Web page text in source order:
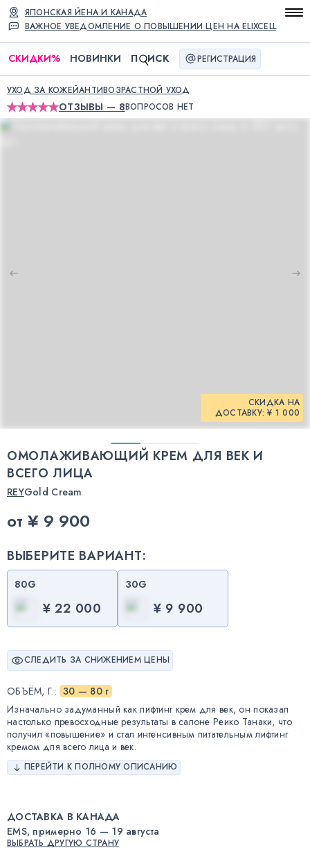
ВАЖНОЕ УВЕДОМЛЕНИЕ О ПОВЫШЕНИИ ЦЕН НА ELIXCELL
ЯПОНСКАЯ ЙЕНА И КАНАДА
СКИДКИ% НОВИНКИ П ИСК РЕГИСТРАЦИЯ
УХОД ЗА КОЖЕЙАНТИВОЗРАСТНОЙ УХОД
ОТЗЫВЫ — 8ВОПРОСОВ НЕТ
СКИДКА НА
ДОСТАВКУ: ¥ 1 000
ОМОЛАЖИВАЮЩИЙ КРЕМ ДЛЯ ВЕК И
ВСЕГО ЛИЦА
REYGold Cream
от ¥ 9 900
ВЫБЕРИТЕ ВАРИАНТ:
80G
¥ 22 000
30G
¥ 9 900
СЛЕДИТЬ ЗА СНИЖЕНИЕМ ЦЕНЫ
ОБЪЁМ, Г.: 30 — 80 г
Изначально задуманный как лифтинг крем для век, он показал
настолько превосходные результаты в салоне Реико Танаки, что
получил «повышение» и стал интенсивным питательным лифтинг
кремом для всего лица и век.
ПЕРЕЙТИ К ПОЛНОМУ ОПИСАНИЮ
ДОСТАВКА В КАНАДА
EMS, примерно 16 — 19 августа
ВЫБРАТЬ ДРУГУЮ СТРАНУ